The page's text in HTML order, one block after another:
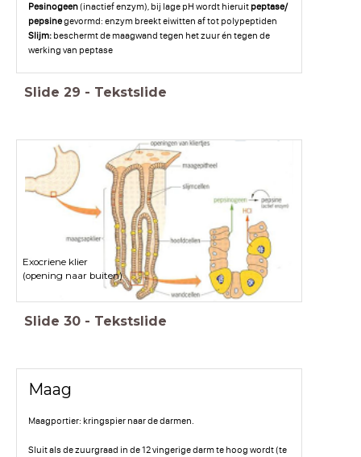
Pesinogeen(inactief enzym), bij lage pH wordt hieruit peptase/
pepsinegevormd: enzym breekt eiwitten af tot polypeptiden
Slijm:beschermt de maagwand tegen het zuur én tegen de
werking van peptase
Slide 29 - Tekstslide
Exocriene klier
(opening naar buiten)
Slide 30 - Tekstslide
Maag
Maagportier: kringspier naar de darmen.
Sluit als de zuurgraad in de 12 vingerige darm te hoog wordt (te